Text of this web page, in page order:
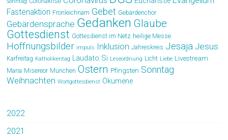
Fastenaktion Fronleichnam Gebet Gebärdenchor
Gebärdensprache Gedanken Glaube
Gottesdienst Gottesdienst im Netz heilige Messe
Hoffnungsbilder impuls Inklusion Jahreskreis Jesaja Jesus
Karfreitag Katholikentag Laudato Si Leseordnung Licht Liebe Livestream
Maria Misereor München Ostern Pfingsten Sonntag
Weihnachten Wortgottesdienst Ökumene
2022
2021